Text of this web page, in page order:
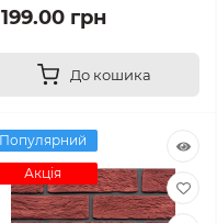
199.00 грн
До кошика
Популярний
Акція